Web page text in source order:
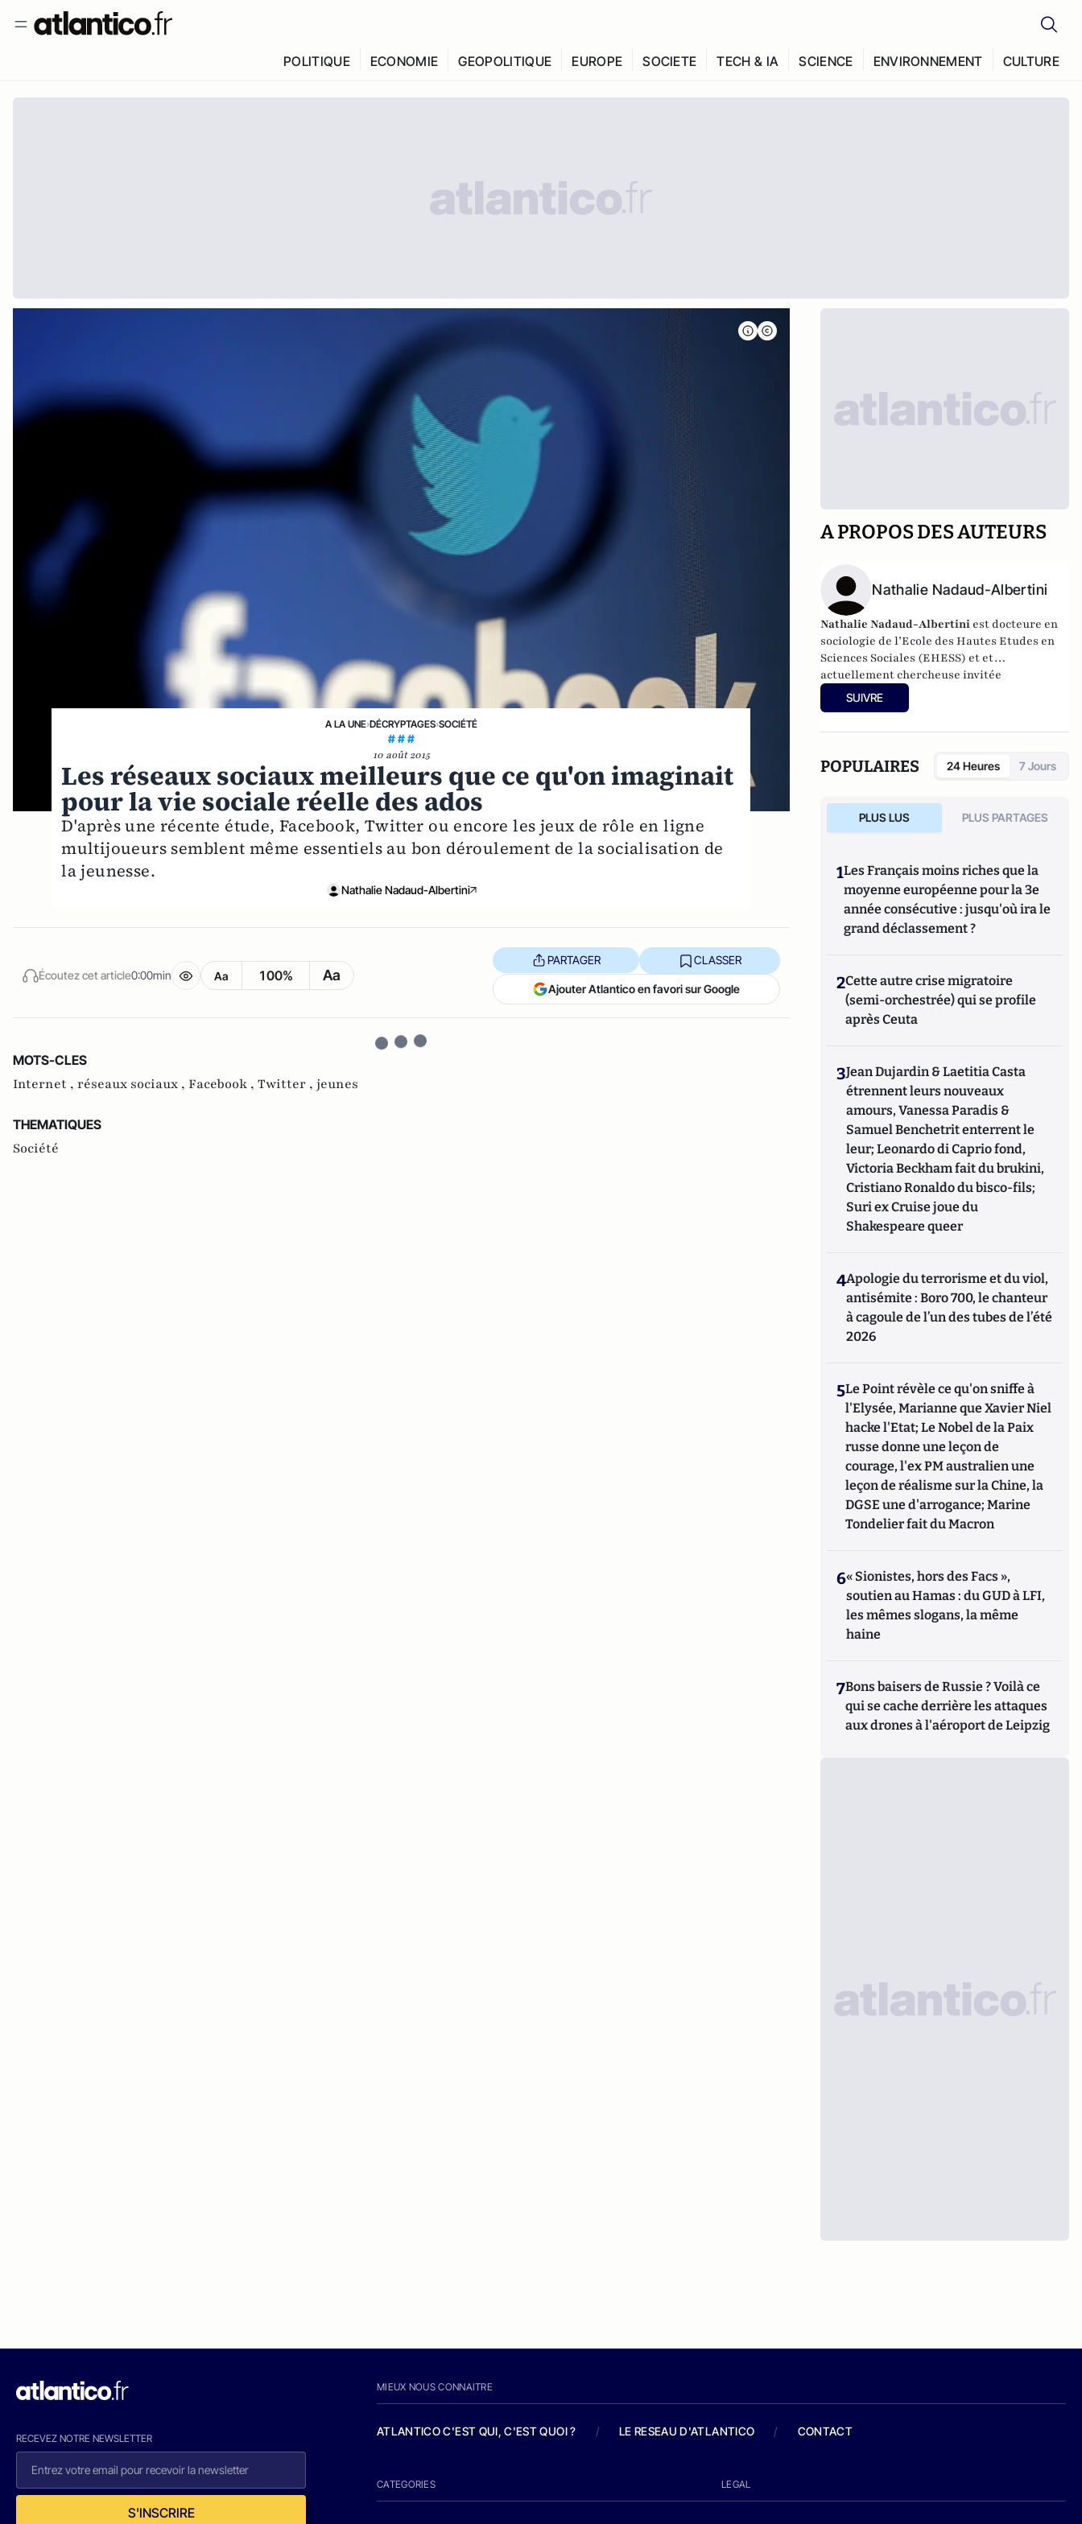
POLITIQUE ECONOMIE GEOPOLITIQUE EUROPE SOCIETE TECH & IA SCIENCE ENVIRONNEMENT CULTURE
A LA UNE›DÉCRYPTAGES›SOCIÉTÉ
# # #
10 août 2015
Les réseaux sociaux meilleurs que ce qu'on imaginait
pour la vie sociale réelle des ados
D'après une récente étude, Facebook, Twitter ou encore les jeux de rôle en ligne
multijoueurs semblent même essentiels au bon déroulement de la socialisation de
la jeunesse.
Nathalie Nadaud-Albertini
Écoutez cet article0:00min Aa 100% Aa
PARTAGER CLASSER
Ajouter Atlantico en favori sur Google
MOTS-CLES
Internet , réseaux sociaux , Facebook , Twitter , jeunes
THEMATIQUES
Société
A PROPOS DES AUTEURS
Nathalie Nadaud-Albertini
Nathalie Nadaud-Albertini est docteure en
sociologie de l’Ecole des Hautes Etudes en
Sciences Sociales (EHESS) et et
actuellement chercheuse invitée
permanente au CREM de l'université de
Lorraine.
SUIVRE
POPULAIRES 24 Heures 7 Jours
PLUS LUS PLUS PARTAGES
1Les Français moins riches que la
moyenne européenne pour la 3e
année consécutive : jusqu'où ira le
grand déclassement ?
2Cette autre crise migratoire
(semi-orchestrée) qui se profile
après Ceuta
3Jean Dujardin & Laetitia Casta
étrennent leurs nouveaux
amours, Vanessa Paradis &
Samuel Benchetrit enterrent le
leur; Leonardo di Caprio fond,
Victoria Beckham fait du brukini,
Cristiano Ronaldo du bisco-fils;
Suri ex Cruise joue du
Shakespeare queer
4Apologie du terrorisme et du viol,
antisémite : Boro 700, le chanteur
à cagoule de l’un des tubes de l’été
2026
5Le Point révèle ce qu'on sniffe à
l'Elysée, Marianne que Xavier Niel
hacke l'Etat; Le Nobel de la Paix
russe donne une leçon de
courage, l'ex PM australien une
leçon de réalisme sur la Chine, la
DGSE une d'arrogance; Marine
Tondelier fait du Macron
6« Sionistes, hors des Facs »,
soutien au Hamas : du GUD à LFI,
les mêmes slogans, la même
haine
7Bons baisers de Russie ? Voilà ce
qui se cache derrière les attaques
aux drones à l'aéroport de Leipzig
RECEVEZ NOTRE NEWSLETTER
S'INSCRIRE
MIEUX NOUS CONNAITRE
ATLANTICO C'EST QUI, C'EST QUOI ? / LE RESEAU D'ATLANTICO / CONTACT
CATEGORIES LEGAL